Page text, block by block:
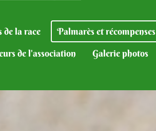
de la race
Palmarès et récompenses
de l'association Galerie photos